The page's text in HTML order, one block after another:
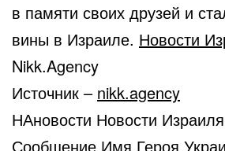
в памяти своих друзей и
вины в Израиле. Новости
Nikk.Agency
Источник – nikk.agency
НАновости Новости
Сообщение Имя Героя